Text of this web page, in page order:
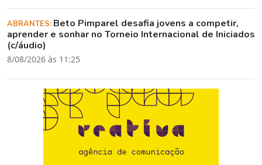
ABRANTES: Beto Pimparel desafia jovens a competir,
aprender e sonhar no Torneio Internacional de Iniciados
(c/áudio)
8/08/2026 às 11:25